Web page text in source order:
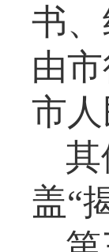
书
由
市
盖“